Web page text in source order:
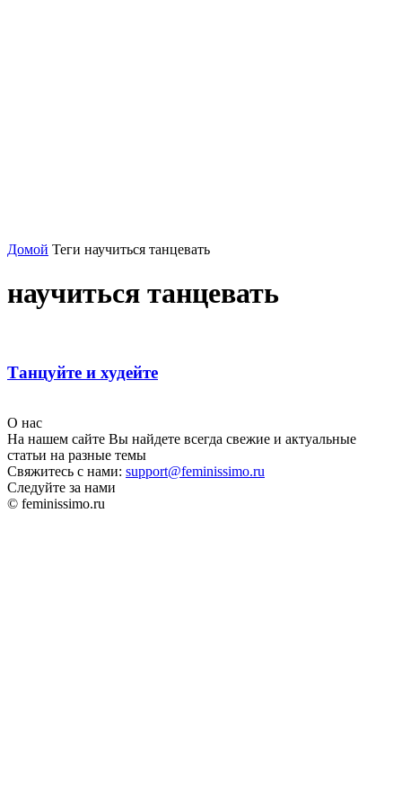
Домой Теги научиться танцевать
научиться танцевать
Танцуйте и худейте
О нас
На нашем сайте Вы найдете всегда свежие и актуальные
статьи на разные темы
Свяжитесь с нами: support@feminissimo.ru
Следуйте за нами
© feminissimo.ru